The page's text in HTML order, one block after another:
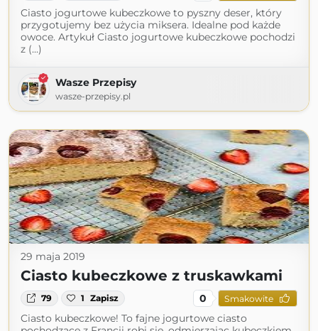
Ciasto jogurtowe kubeczkowe to pyszny deser, który
przygotujemy bez użycia miksera. Idealne pod każde
owoce. Artykuł Ciasto jogurtowe kubeczkowe pochodzi
z (...)
Wasze Przepisy
wasze-przepisy.pl
29 maja 2019
Ciasto kubeczkowe z truskawkami
79 1 Zapisz 0 Smakowite
Ciasto kubeczkowe! To fajne jogurtowe ciasto